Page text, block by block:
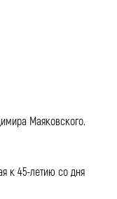
Маяковского.
к 45-летию со дня